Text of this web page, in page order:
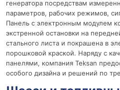
генератора посредствам
параметров, рабочих режимов,
Панель с электронным модулем
экстренной остановки на
стального листа и покрашена в
порошковой краской. Наряду с
панелями, компания Teksan
особого дизайна и решений по